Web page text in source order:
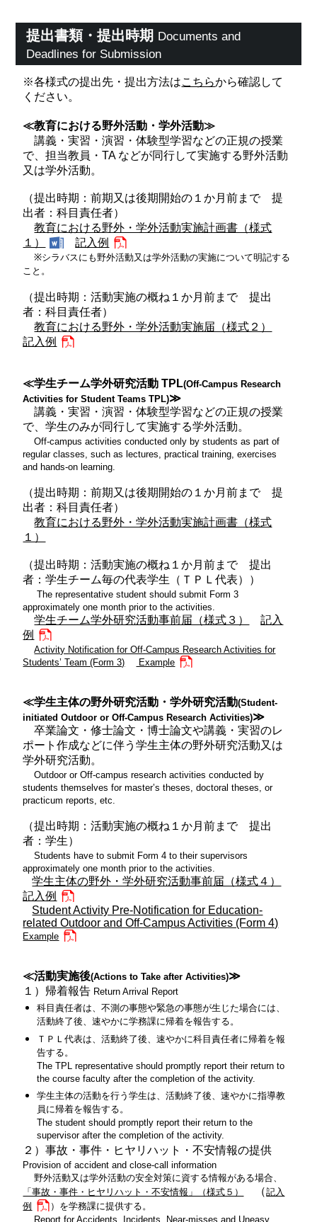
提出書類・提出時期 Documents and
Deadlines for Submission
※各様式の提出先・提出方法はこちらから確認して
ください。
≪教育における野外活動・学外活動≫
講義・実習・演習・体験型学習などの正規の授業
で、担当教員・TA などが同行して実施する野外活動
又は学外活動。
（提出時期：前期又は後期開始の１か月前まで 提
出者：科目責任者）
教育における野外・学外活動実施計画書（様式
１）
記入例
※シラバスにも野外活動又は学外活動の実施について明記する
こと。
（提出時期：活動実施の概ね１か月前まで 提出
者：科目責任者）
教育における野外・学外活動実施届（様式２）
記入例
≪学生チーム学外研究活動 TPL(Off-Campus Research
Activities for Student Teams TPL)≫
講義・実習・演習・体験型学習などの正規の授業
で、学生のみが同行して実施する学外活動。
Off-campus activities conducted only by students as part of
regular classes, such as lectures, practical training, exercises
and hands-on learning.
（提出時期：前期又は後期開始の１か月前まで 提
出者：科目責任者）
教育における野外・学外活動実施計画書（様式
１）
（提出時期：活動実施の概ね１か月前まで 提出
者：学生チーム毎の代表学生（ＴＰＬ代表））
The representative student should submit Form 3
approximately one month prior to the activities.
学生チーム学外研究活動事前届（様式３）
記入
例
Activity Notification for Off-Campus Research Activities for
Students’ Team (Form 3)
Example
≪学生主体の野外研究活動・学外研究活動(Student-
initiated Outdoor or Off-Campus Research Activities)≫
卒業論文・修士論文・博士論文や講義・実習のレ
ポート作成などに伴う学生主体の野外研究活動又は
学外研究活動。
Outdoor or Off-campus research activities conducted by
students themselves for master’s theses, doctoral theses, or
practicum reports, etc.
（提出時期：活動実施の概ね１か月前まで 提出
者：学生）
Students have to submit Form 4 to their supervisors
approximately one month prior to the activities.
学生主体の野外・学外研究活動事前届（様式４）
記入例
Student Activity Pre-Notification for Education-
related Outdoor and Off-Campus Activities (Form 4)
Example
≪活動実施後(Actions to Take after Activities)≫
１）帰着報告 Return Arrival Report
科目責任者は、不測の事態や緊急の事態が生じた場合には、
活動終了後、速やかに学務課に帰着を報告する。
ＴＰＬ代表は、活動終了後、速やかに科目責任者に帰着を報
告する。
The TPL representative should promptly report their return to
the course faculty after the completion of the activity.
学生主体の活動を行う学生は、活動終了後、速やかに指導教
員に帰着を報告する。
The student should promptly report their return to the
supervisor after the completion of the activity.
２）事故・事件・ヒヤリハット・不安情報の提供
Provision of accident and close-call information
野外活動又は学外活動の安全対策に資する情報がある場合、
「事故・事件・ヒヤリハット・不安情報」（様式５）
（記入
例
）を学務課に提供する。
Report for Accidents, Incidents, Near-misses and Uneasy